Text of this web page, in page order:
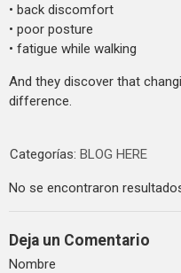
• back discomfort
• poor posture
• fatigue while walking
And they discover that
difference.
Categorías: BLOG HERE
No se encontraron
Deja un Comentario
Nombre